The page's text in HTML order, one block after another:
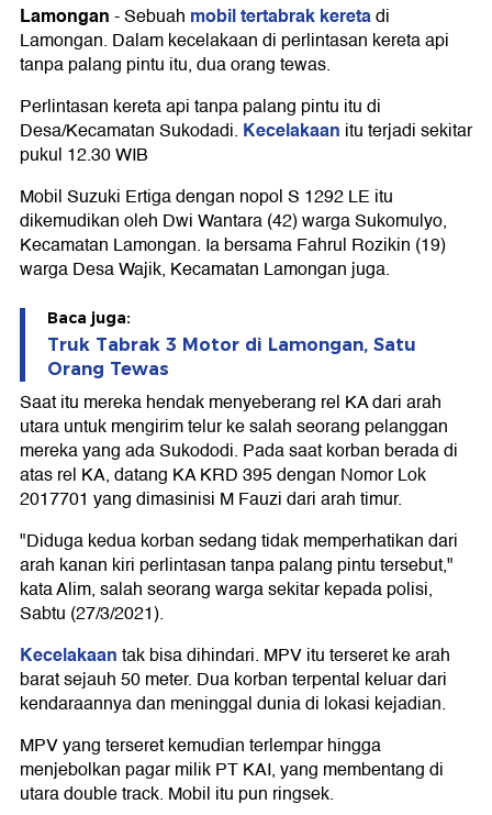
Lamongan-Sebuah mobil tertabrak keretadi
Lamongan. Dalam kecelakaan di perlintasan kereta api
tanpa palang pintu itu, dua orang tewas.
Perlintasan kereta api tanpa palang pintu itu di
Desa/Kecamatan Sukodadi. Kecelakaan itu terjadi sekitar
pukul 12.30 WIB
Mobil Suzuki Ertiga dengan nopol S 1292 LE itu
dikemudikan oleh Dwi Wantara (42) warga Sukomulyo,
Kecamatan Lamongan. Ia bersama Fahrul Rozikin (19)
warga Desa Wajik, Kecamatan Lamongan juga.
Baca juga:
Truk Tabrak 3 Motor di Lamongan, Satu
Orang Tewas
Saat itu mereka hendak menyeberang rel KA dari arah
utara untuk mengirim telur ke salah seorang pelanggan
mereka yang ada Sukododi. Pada saat korban berada di
atas rel KA, datang KA KRD 395 dengan Nomor Lok
2017701 yang dimasinisi M Fauzi dari arah timur.
"Diduga kedua korban sedang tidak memperhatikan dari
arah kanan kiri perlintasan tanpa palang pintu tersebut,"
kata Alim, salah seorang warga sekitar kepada polisi,
Sabtu (27/3/2021).
Kecelakaantak bisa dihindari. MPV itu terseret ke arah
barat sejauh 50 meter. Dua korban terpental keluar dari
kendaraannya dan meninggal dunia di lokasi kejadian.
MPV yang terseret kemudian terlempar hingga
menjebolkan pagar milik PT KAI, yang membentang di
utara double track. Mobil itu pun ringsek.